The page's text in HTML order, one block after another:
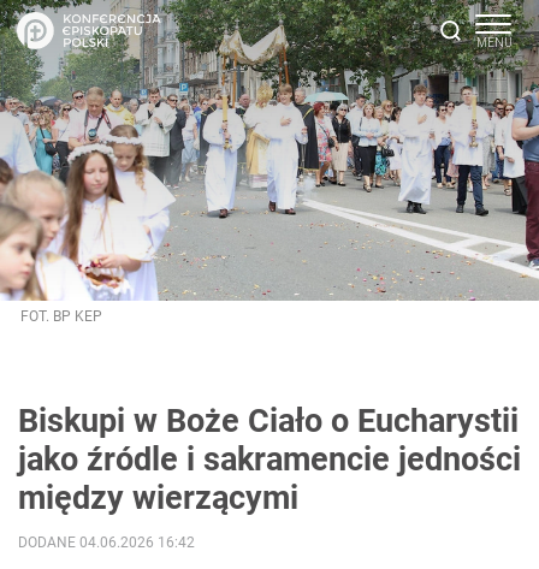
FOT. BP KEP
Biskupi w Boże Ciało o Eucharystii
jako źródle i sakramencie jedności
między wierzącymi
DODANE 04.06.2026 16:42